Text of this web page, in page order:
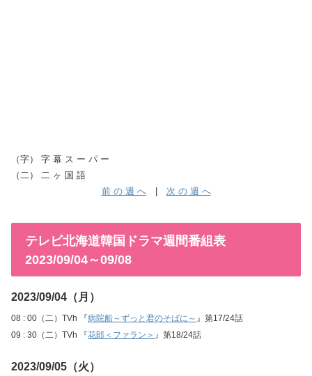
（字） 字 幕 ス ー パ ー
（二） 二 ヶ 国 語
前 の 週 へ| 次 の 週 へ
テレビ北海道韓国ドラマ週間番組表
2023/09/04～09/08
2023/09/04（月）
08 : 00（二）TVh 『病院船～ずっと君のそばに～ 』第17/24話
09 : 30（二）TVh 『花郎＜ファラン＞ 』第18/24話
2023/09/05（火）